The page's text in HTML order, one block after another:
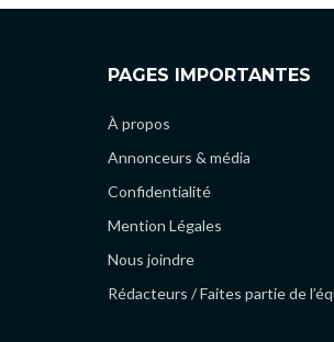
PAGES IMPORTANTES
À propos
Annonceurs & média
Confidentialité
Mention Légales
Nous joindre
Rédacteurs / Faites partie de